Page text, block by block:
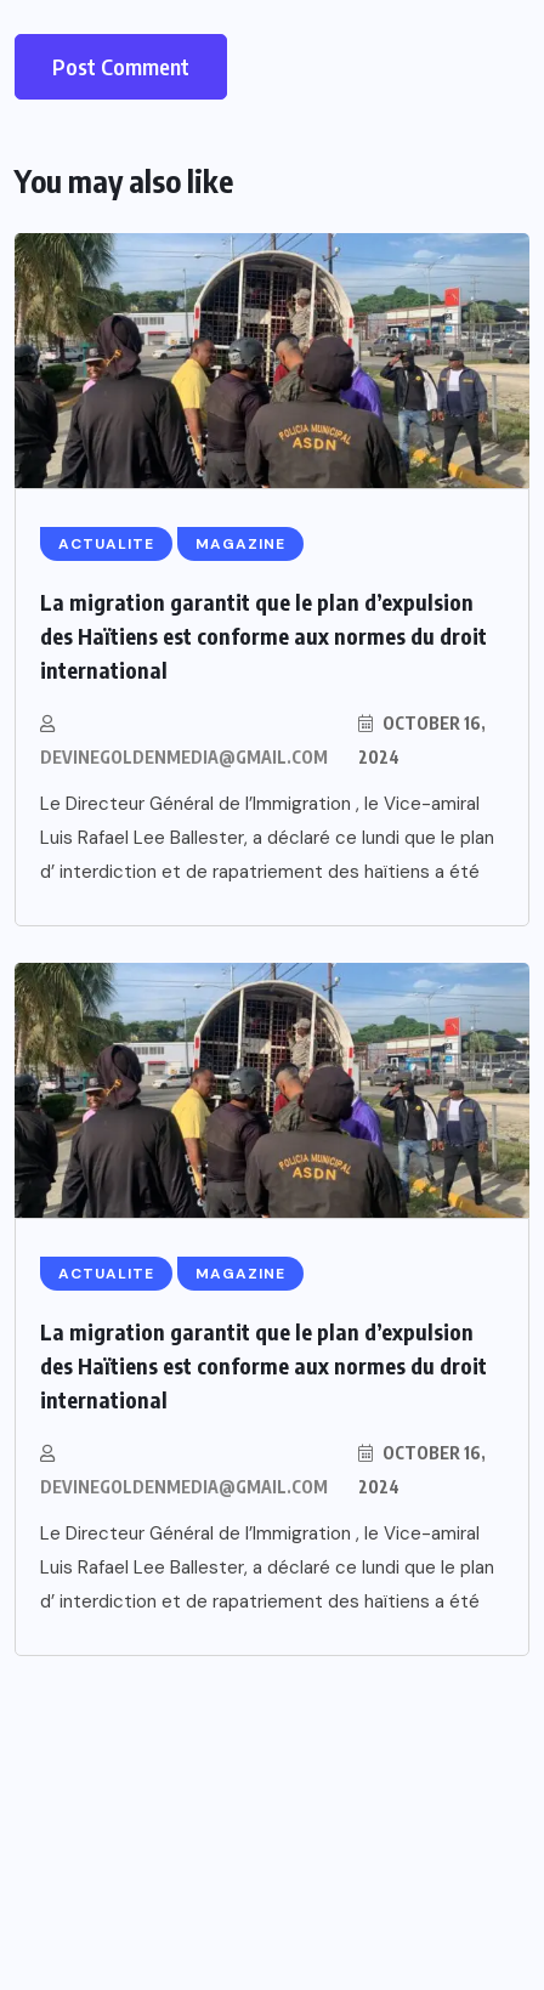
You may also like
ACTUALITE MAGAZINE
La migration garantit que le plan d’expulsion
des Haïtiens est conforme aux normes du droit
international
DEVINEGOLDENMEDIA@GMAIL.COM
OCTOBER 16,
2024
Le Directeur Général de l’Immigration , le Vice-amiral
Luis Rafael Lee Ballester, a déclaré ce lundi que le plan
d’ interdiction et de rapatriement des haïtiens a été
ACTUALITE MAGAZINE
La migration garantit que le plan d’expulsion
des Haïtiens est conforme aux normes du droit
international
DEVINEGOLDENMEDIA@GMAIL.COM
OCTOBER 16,
2024
Le Directeur Général de l’Immigration , le Vice-amiral
Luis Rafael Lee Ballester, a déclaré ce lundi que le plan
d’ interdiction et de rapatriement des haïtiens a été